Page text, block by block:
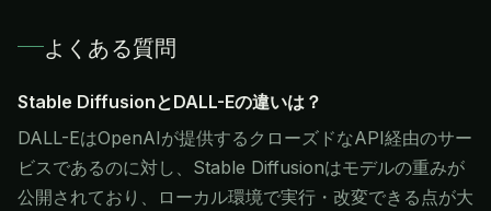
よくある質問
Stable DiffusionとDALL-Eの違いは？
DALL-EはOpenAIが提供するクローズドなAPI経由のサー
ビスであるのに対し、Stable Diffusionはモデルの重みが
公開されており、ローカル環境で実行・改変できる点が大